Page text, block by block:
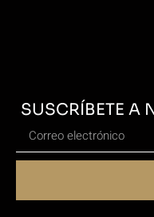
SUSCRÍBETE A